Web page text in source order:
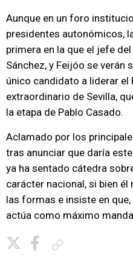
Aunque en un foro
presidentes autonómicos,
primera en la que el jefe
Sánchez, y Feijóo se
único candidato a liderar el
extraordinario de Sevilla,
la etapa de Pablo Casado.
Aclamado por los
tras anunciar que daría
ya ha sentado cátedra
carácter nacional, si bien
las formas e insiste en
actúa como máximo